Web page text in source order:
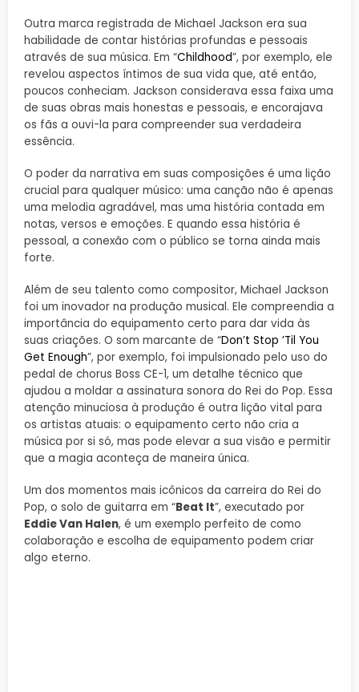
Outra marca registrada de Michael Jackson era sua
habilidade de contar histórias profundas e pessoais
através de sua música. Em “Childhood”, por exemplo, ele
revelou aspectos íntimos de sua vida que, até então,
poucos conheciam. Jackson considerava essa faixa uma
de suas obras mais honestas e pessoais, e encorajava
os fãs a ouvi-la para compreender sua verdadeira
essência.
O poder da narrativa em suas composições é uma lição
crucial para qualquer músico: uma canção não é apenas
uma melodia agradável, mas uma história contada em
notas, versos e emoções. E quando essa história é
pessoal, a conexão com o público se torna ainda mais
forte.
Além de seu talento como compositor, Michael Jackson
foi um inovador na produção musical. Ele compreendia a
importância do equipamento certo para dar vida às
suas criações. O som marcante de “Don’t Stop ’Til You
Get Enough”, por exemplo, foi impulsionado pelo uso do
pedal de chorus Boss CE-1, um detalhe técnico que
ajudou a moldar a assinatura sonora do Rei do Pop. Essa
atenção minuciosa à produção é outra lição vital para
os artistas atuais: o equipamento certo não cria a
música por si só, mas pode elevar a sua visão e permitir
que a magia aconteça de maneira única.
Um dos momentos mais icônicos da carreira do Rei do
Pop, o solo de guitarra em “Beat It”, executado por
Eddie Van Halen, é um exemplo perfeito de como
colaboração e escolha de equipamento podem criar
algo eterno.